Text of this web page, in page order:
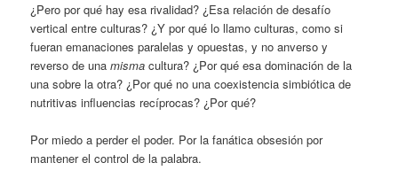
¿Pero por qué hay esa rivalidad? ¿Esa relación de desafío
vertical entre culturas? ¿Y por qué lo llamo culturas, como si
fueran emanaciones paralelas y opuestas, y no anverso y
reverso de unamisma cultura? ¿Por qué esa dominación de la
una sobre la otra? ¿Por qué no una coexistencia simbiótica de
nutritivas influencias recíprocas? ¿Por qué?
Por miedo a perder el poder. Por la fanática obsesión por
mantener el control de la palabra.